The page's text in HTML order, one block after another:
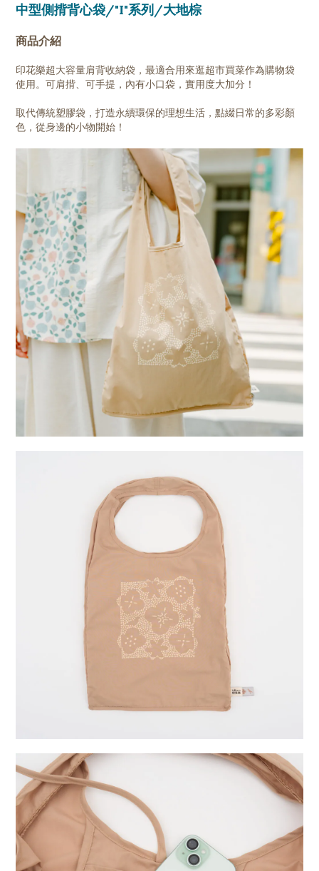
中型側揹背心袋/"I"系列/大地棕
商品介紹
印花樂超大容量肩背收納袋，最適合用來逛超市買菜作為購物袋
使用。可肩揹、可手提，內有小口袋，實用度大加分！
取代傳統塑膠袋，打造永續環保的理想生活，點綴日常的多彩顏
色，從身邊的小物開始！